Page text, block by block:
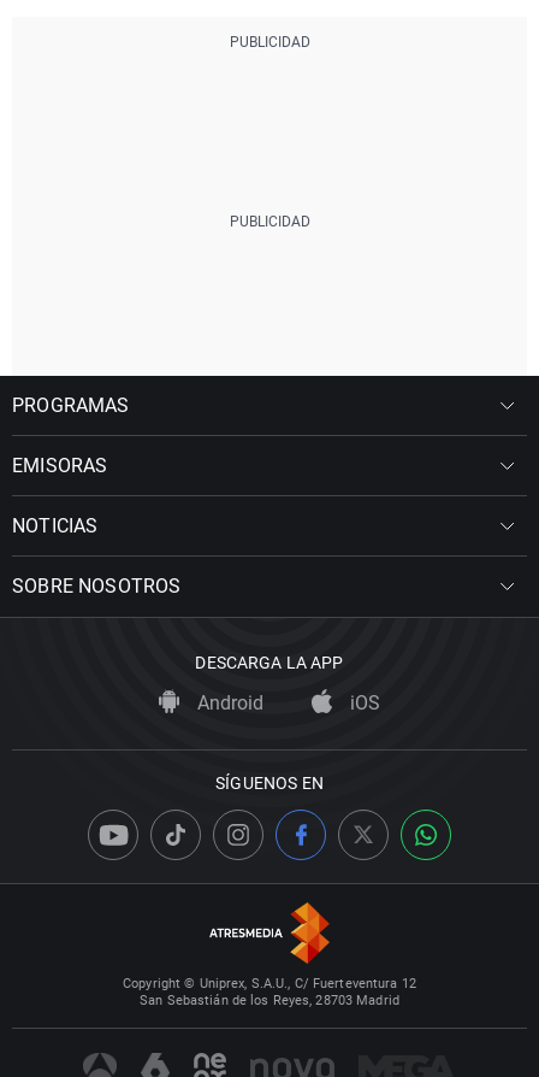
PROGRAMAS
EMISORAS
NOTICIAS
SOBRE NOSOTROS
DESCARGA LA APP
Android iOS
SÍGUENOS EN
Copyright © Uniprex, S.A.U., C/ Fuerteventura 12
San Sebastián de los Reyes, 28703 Madrid